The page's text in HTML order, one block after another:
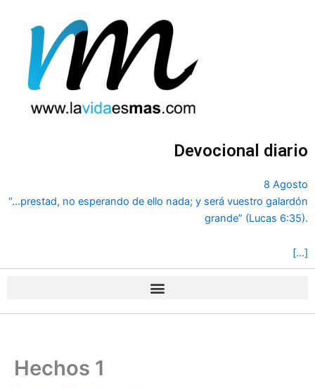
contenido
Devocional diario
8 Agosto
“...prestad, no esperando de ello nada; y será vuestro galardón
grande” (Lucas 6:35).
[…]
Hechos 1